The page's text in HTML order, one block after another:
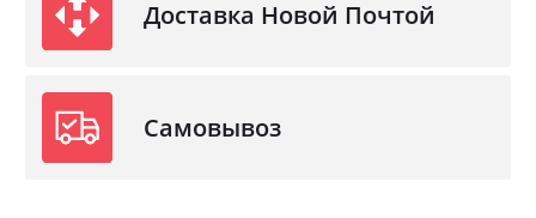
Доставка Новой Почтой
Самовывоз